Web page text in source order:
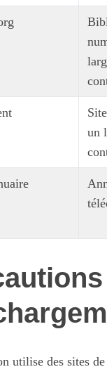
un
utilise des sites